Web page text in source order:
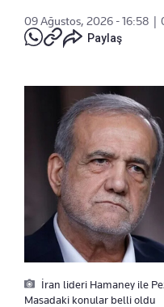
09 Ağustos, 2026 - 16:58 |
Paylaş
İran lideri Hamaney ile
Masadaki konular belli oldu